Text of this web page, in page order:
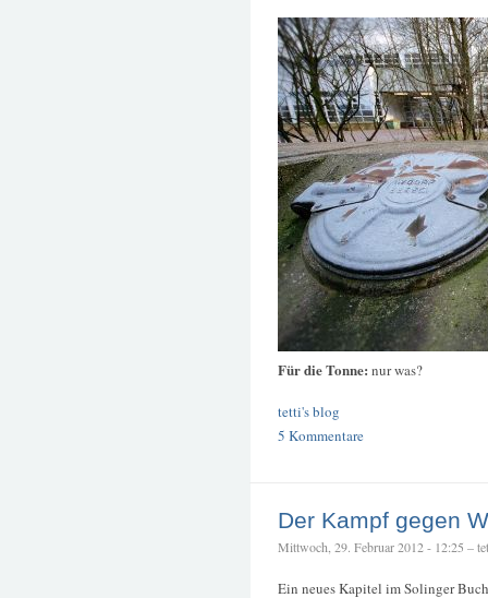
Für die Tonne: nur was?
tetti's blog
5 Kommentare
Der Kampf gegen
Mittwoch, 29. Februar 2012 - 12:25 –
Ein neues Kapitel im Solinger